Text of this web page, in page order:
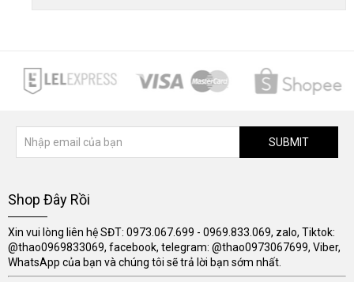
SUBMIT
Shop Đây Rồi
Xin vui lòng liên hệ SĐT: 0973.067.699 - 0969.833.069, zalo, Tiktok:
@thao0969833069, facebook, telegram: @thao0973067699, Viber,
WhatsApp của bạn và chúng tôi sẽ trả lời bạn sớm nhất.